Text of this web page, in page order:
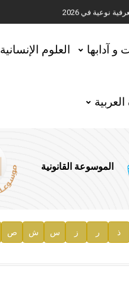
نوعية في 2026
و آدابها العلوم الإنسانية
الموسوعة القانونية
ذ ر ز س ش ص